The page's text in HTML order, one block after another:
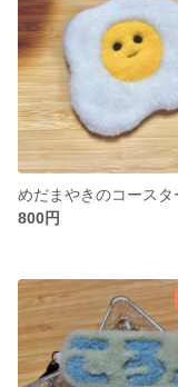
800円